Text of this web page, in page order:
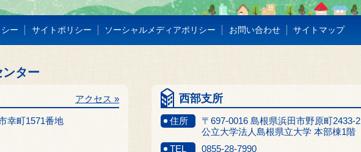
ー サイトポリシー ソーシャルメディアポリシー お問い合わせ サイトマップ
ンター
幸町1571番地
アクセス » 西部支所
住所
〒697-0016 島根県浜田市野原町2433-2
公立大学法人島根県立大学 本部棟1階
TEL 0855-28-7990